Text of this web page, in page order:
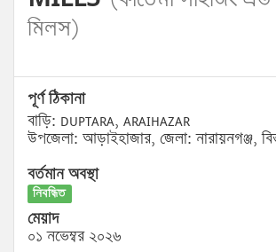
মিলস)
পূর্ণ ঠিকানা
বাড়ি: DUPTARA, ARAIHAZAR
উপজেলা: আড়াইহাজার, জেলা: নারায়নগঞ্জ,
বর্তমান অবস্থা
নিবন্ধিত
মেয়াদ
০১ নভেম্বর ২০২৬